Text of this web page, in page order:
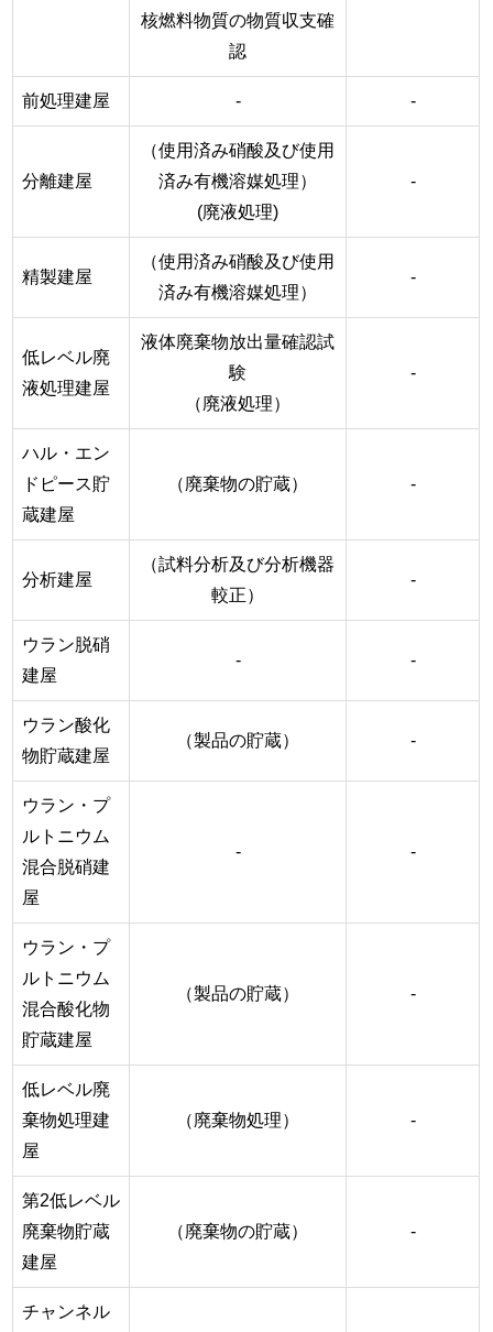
核燃料物質の物質収支確
認
前処理建屋 - -
分離建屋
（使用済み硝酸及び使用
済み有機溶媒処理）
(廃液処理)
-
精製建屋
（使用済み硝酸及び使用
済み有機溶媒処理）
-
低レベル廃
液処理建屋
液体廃棄物放出量確認試
験
（廃液処理）
-
ハル・エン
ドピース貯
蔵建屋
（廃棄物の貯蔵） -
分析建屋
（試料分析及び分析機器
較正）
-
ウラン脱硝
建屋
- -
ウラン酸化
物貯蔵建屋
（製品の貯蔵） -
ウラン・プ
ルトニウム
混合脱硝建
屋
- -
ウラン・プ
ルトニウム
混合酸化物
貯蔵建屋
（製品の貯蔵） -
低レベル廃
棄物処理建
屋
（廃棄物処理） -
第2低レベル
廃棄物貯蔵
建屋
（廃棄物の貯蔵） -
チャンネル